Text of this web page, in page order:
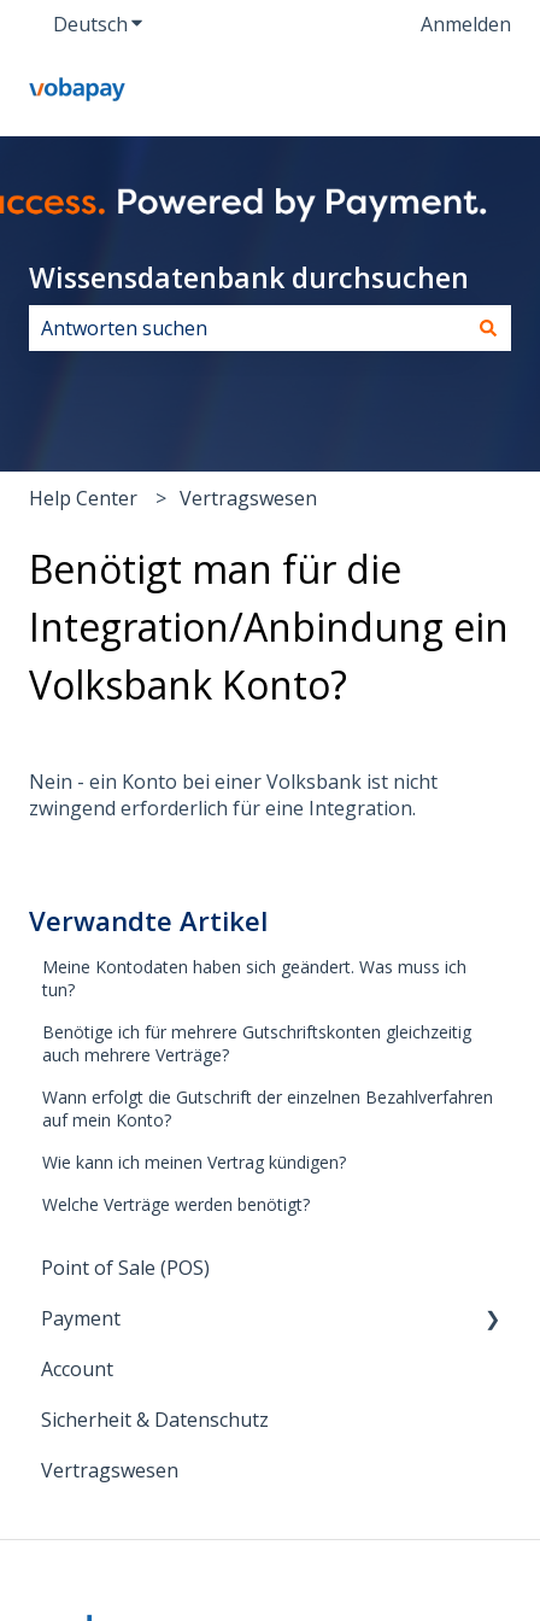
DeutschUntermenü für Übersetzungen anzeigen
Anmelden
Wissensdatenbank durchsuchen
Help Center Vertragswesen
Benötigt man für die
Integration/Anbindung ein
Volksbank Konto?
Nein - ein Konto bei einer Volksbank ist nicht
zwingend erforderlich für eine Integration.
Verwandte Artikel
Meine Kontodaten haben sich geändert. Was muss ich
tun?
Benötige ich für mehrere Gutschriftskonten gleichzeitig
auch mehrere Verträge?
Wann erfolgt die Gutschrift der einzelnen Bezahlverfahren
auf mein Konto?
Wie kann ich meinen Vertrag kündigen?
Welche Verträge werden benötigt?
Point of Sale (POS)
Payment
Zahlungsarten
Allgemein
Account
Sicherheit & Datenschutz
Vertragswesen